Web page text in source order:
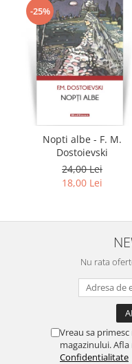
-25%
Nopti albe - F. M.
Dostoievski
24,00 Lei
18,00 Lei
Nu rata
Vreau sa
magazinului.
Confidentialitate